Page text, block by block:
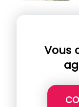
Vous